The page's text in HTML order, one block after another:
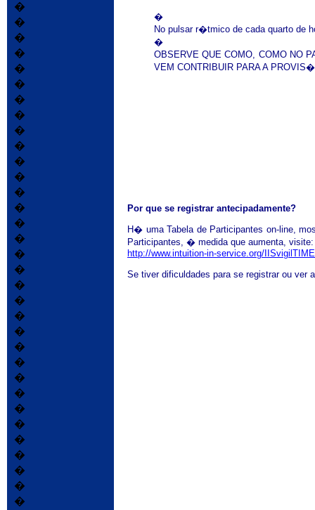
�
No pulsar r�tmico de cada quarto
�
OBSERVE QUE COMO, COMO NO
VEM CONTRIBUIR PARA A
Por que se registrar antecipadamente?
H� uma Tabela de Participantes on-line,
Participantes, � medida que aumenta, visite:
http://www.intuition-in-service.org/
Se tiver dificuldades para se registrar ou
�
�
�
�
�
�
�
�
�
�
�
�
�
�
�
�
�
�
�
�
�
�
�
�
�
�
�
�
�
�
�
�
�